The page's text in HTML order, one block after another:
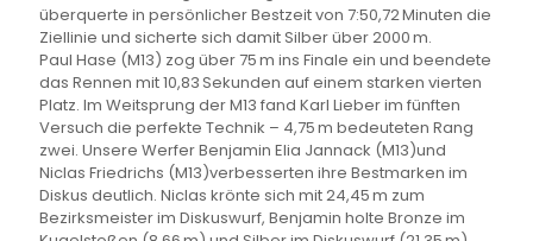
überquerte in persönlicher Bestzeit von 7:50,72 Minuten die
Ziellinie und sicherte sich damit Silber über 2000 m.
Paul Hase (M13) zog über 75 m ins Finale ein und beendete
das Rennen mit 10,83 Sekunden auf einem starken vierten
Platz. Im Weitsprung der M13 fand Karl Lieber im fünften
Versuch die perfekte Technik – 4,75 m bedeuteten Rang
zwei. Unsere Werfer Benjamin Elia Jannack (M13)und
Niclas Friedrichs (M13)verbesserten ihre Bestmarken im
Diskus deutlich. Niclas krönte sich mit 24,45 m zum
Bezirksmeister im Diskuswurf, Benjamin holte Bronze im